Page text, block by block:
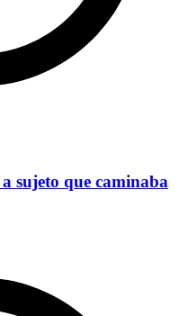
sujeto que caminaba